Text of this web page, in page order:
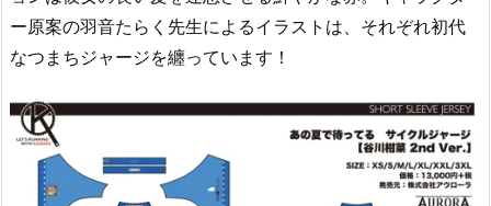
ー原案の羽音たらく先生によるイラストは、それぞれ初代
なつまちジャージを纏っています！